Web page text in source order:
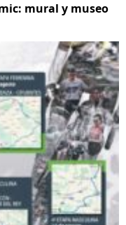
mural y museo